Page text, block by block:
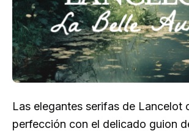
Las elegantes serifas de Lancelot
perfección con el delicado guion